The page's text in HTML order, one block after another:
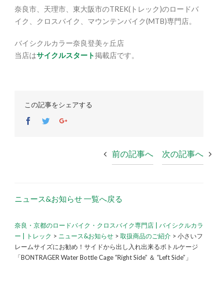
奈良市、天理市、東大阪市のTREK(トレック)のロードバ
イク、クロスバイク、マウンテンバイク(MTB)専門店。
バイシクルカラー奈良登美ヶ丘店
当店はサイクルスタート掲載店です。
この記事をシェアする
Facebook
TwitterGoogle+
前の記事へ 次の記事へ
ニュース&お知らせ 一覧へ戻る
奈良・京都のロードバイク・クロスバイク専門店 | バイシクルカラ
ー | トレック > ニュース&お知らせ > 取扱商品のご紹介 > 小さいフ
レームサイズにお勧め！サイドから出し入れ出来るボトルケージ
「BONTRAGER Water Bottle Cage “Right Side” ＆ “Left Side”」